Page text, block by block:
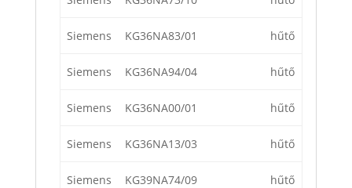
Siemens KG36NA83/01 hűtő
Siemens KG36NA94/04 hűtő
Siemens KG36NA00/01 hűtő
Siemens KG36NA13/03 hűtő
Siemens KG39NA74/09 hűtő